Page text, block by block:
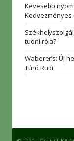
Kevesebb
tudni róla?
Waberer’s: Új
Túró Rudi